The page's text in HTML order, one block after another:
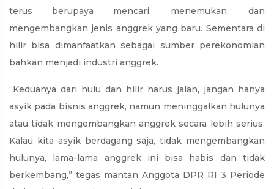
terus berupaya mencari, menemukan, dan
mengembangkan jenis anggrek yang baru. Sementara di
hilir bisa dimanfaatkan sebagai sumber perekonomian
bahkan menjadi industri anggrek.
“Keduanya dari hulu dan hilir harus jalan, jangan hanya
asyik pada bisnis anggrek, namun meninggalkan hulunya
atau tidak mengembangkan anggrek secara lebih serius.
Kalau kita asyik berdagang saja, tidak mengembangkan
hulunya, lama-lama anggrek ini bisa habis dan tidak
berkembang,” tegas mantan Anggota DPR RI 3 Periode